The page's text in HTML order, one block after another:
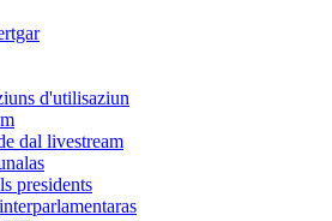
d'utilisaziun
dal livestream
presidents